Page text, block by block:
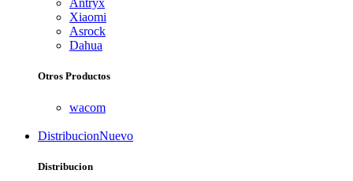
Antryx
Xiaomi
Asrock
Dahua
Otros Productos
wacom
DistribucionNuevo
Distribucion